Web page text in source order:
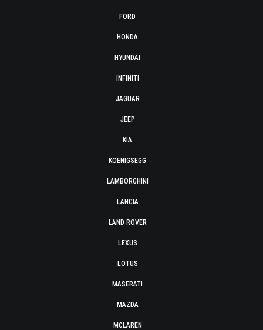
FORD
HONDA
HYUNDAI
INFINITI
JAGUAR
JEEP
KIA
KOENIGSEGG
LAMBORGHINI
LANCIA
LAND ROVER
LEXUS
LOTUS
MASERATI
MAZDA
MCLAREN